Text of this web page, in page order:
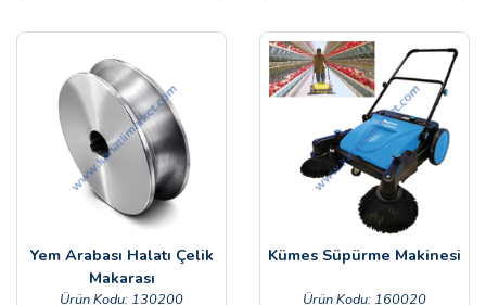
Yem Arabası Halatı Çelik
Makarası
Ürün Kodu: 130200
Kümes Süpürme Makinesi
Ürün Kodu: 160020